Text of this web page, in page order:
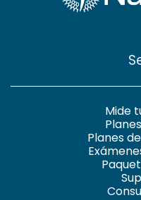
Mide
Planes